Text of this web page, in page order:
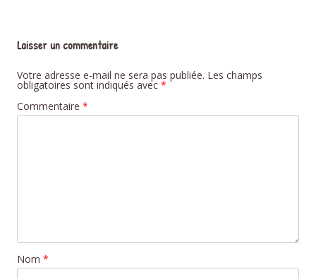
Laisser un commentaire
Votre adresse e-mail ne sera pas publiée. Les champs
obligatoires sont indiqués avec *
Commentaire *
Nom *